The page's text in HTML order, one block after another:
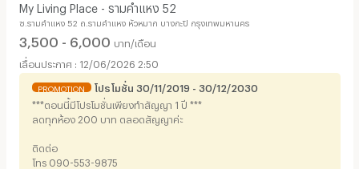
My Living Place - รามคำแหง 52
ซ.รามคำแหง 52 ถ.รามคำแหง หัวหมาก บางกะปิ กรุงเทพมหานคร
3,500 - 6,000 บาท/เดือน
12/06/2026 2:50
PROMOTION โปรโมชั่น 30/11/2019 - 30/12/2030
***ตอนนี้มีโปรโมชั่นเพียงทำสัญญา 1 ปี ***
ลดทุกห้อง 200 บาท ตลอดสัญญาค่ะ
ติดต่อ
โทร 090-553-9875